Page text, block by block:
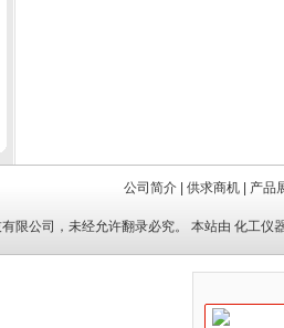
公司简介 供求商机 产品
限公司 ，未经允许翻录必究。 本站由化工仪